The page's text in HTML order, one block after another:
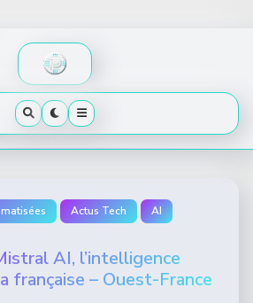
Actus Tech AI
AI, l’intelligence
française – Ouest-France